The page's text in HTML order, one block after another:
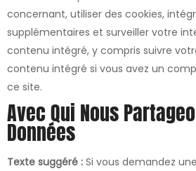
concernant, utiliser des cookies,
supplémentaires et surveiller votre
contenu intégré, y compris suivre
contenu intégré si vous avez un
ce site.
Avec Qui Nous
Données
Texte suggéré : Si vous demandez